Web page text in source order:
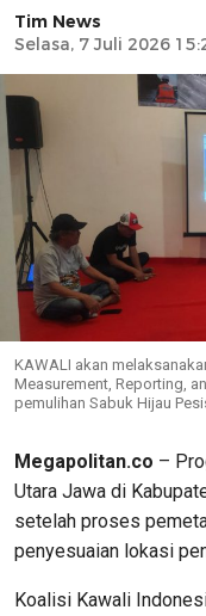
Tim News
Selasa, 7 Juli 2026
KAWALI akan
Measurement, Reporting,
pemulihan Sabuk Hijau
Megapolitan.co –
Utara Jawa di
setelah proses
penyesuaian lokasi
Koalisi Kawali